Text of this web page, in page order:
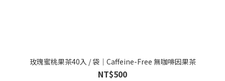
玫瑰蜜桃果茶40入 / 袋｜Caffeine-Free 無咖啡因果茶
NT$500